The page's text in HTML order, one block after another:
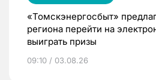
«Томскэнергосбыт»
региона перейти на
выиграть призы
09:10 / 03.08.26